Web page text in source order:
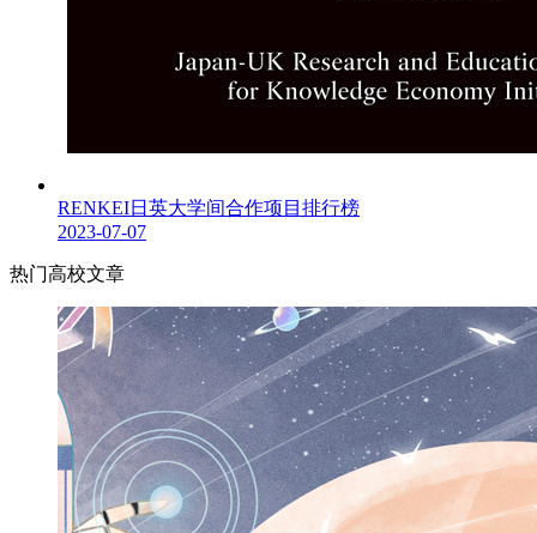
RENKEI日英大学间合作项目排行榜
2023-07-07
热门高校文章